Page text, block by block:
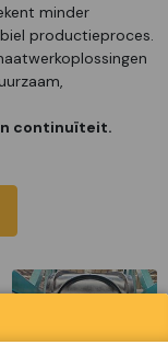
minder
productieproces.
continuïteit.